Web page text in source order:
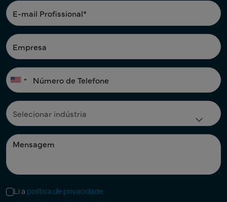
Li a política de privacidade